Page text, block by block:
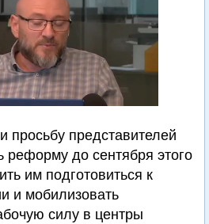
просьбу представителей
реформу до сентября этого
им подготовиться к
и мобилизовать
силу в центры